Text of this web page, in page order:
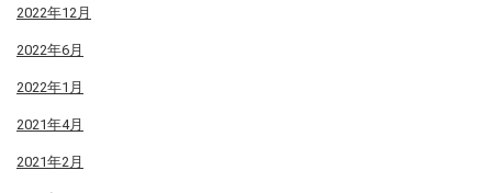
2022年12月
2022年6月
2022年1月
2021年4月
2021年2月